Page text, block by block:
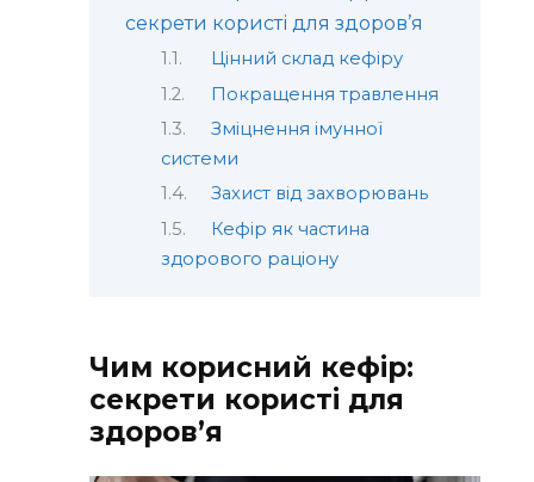
секрети користі для здоров’я
Цінний склад кефіру
Покращення травлення
Зміцнення імунної
системи
Захист від захворювань
Кефір як частина
здорового раціону
Чим корисний кефір:
секрети користі для
здоров’я